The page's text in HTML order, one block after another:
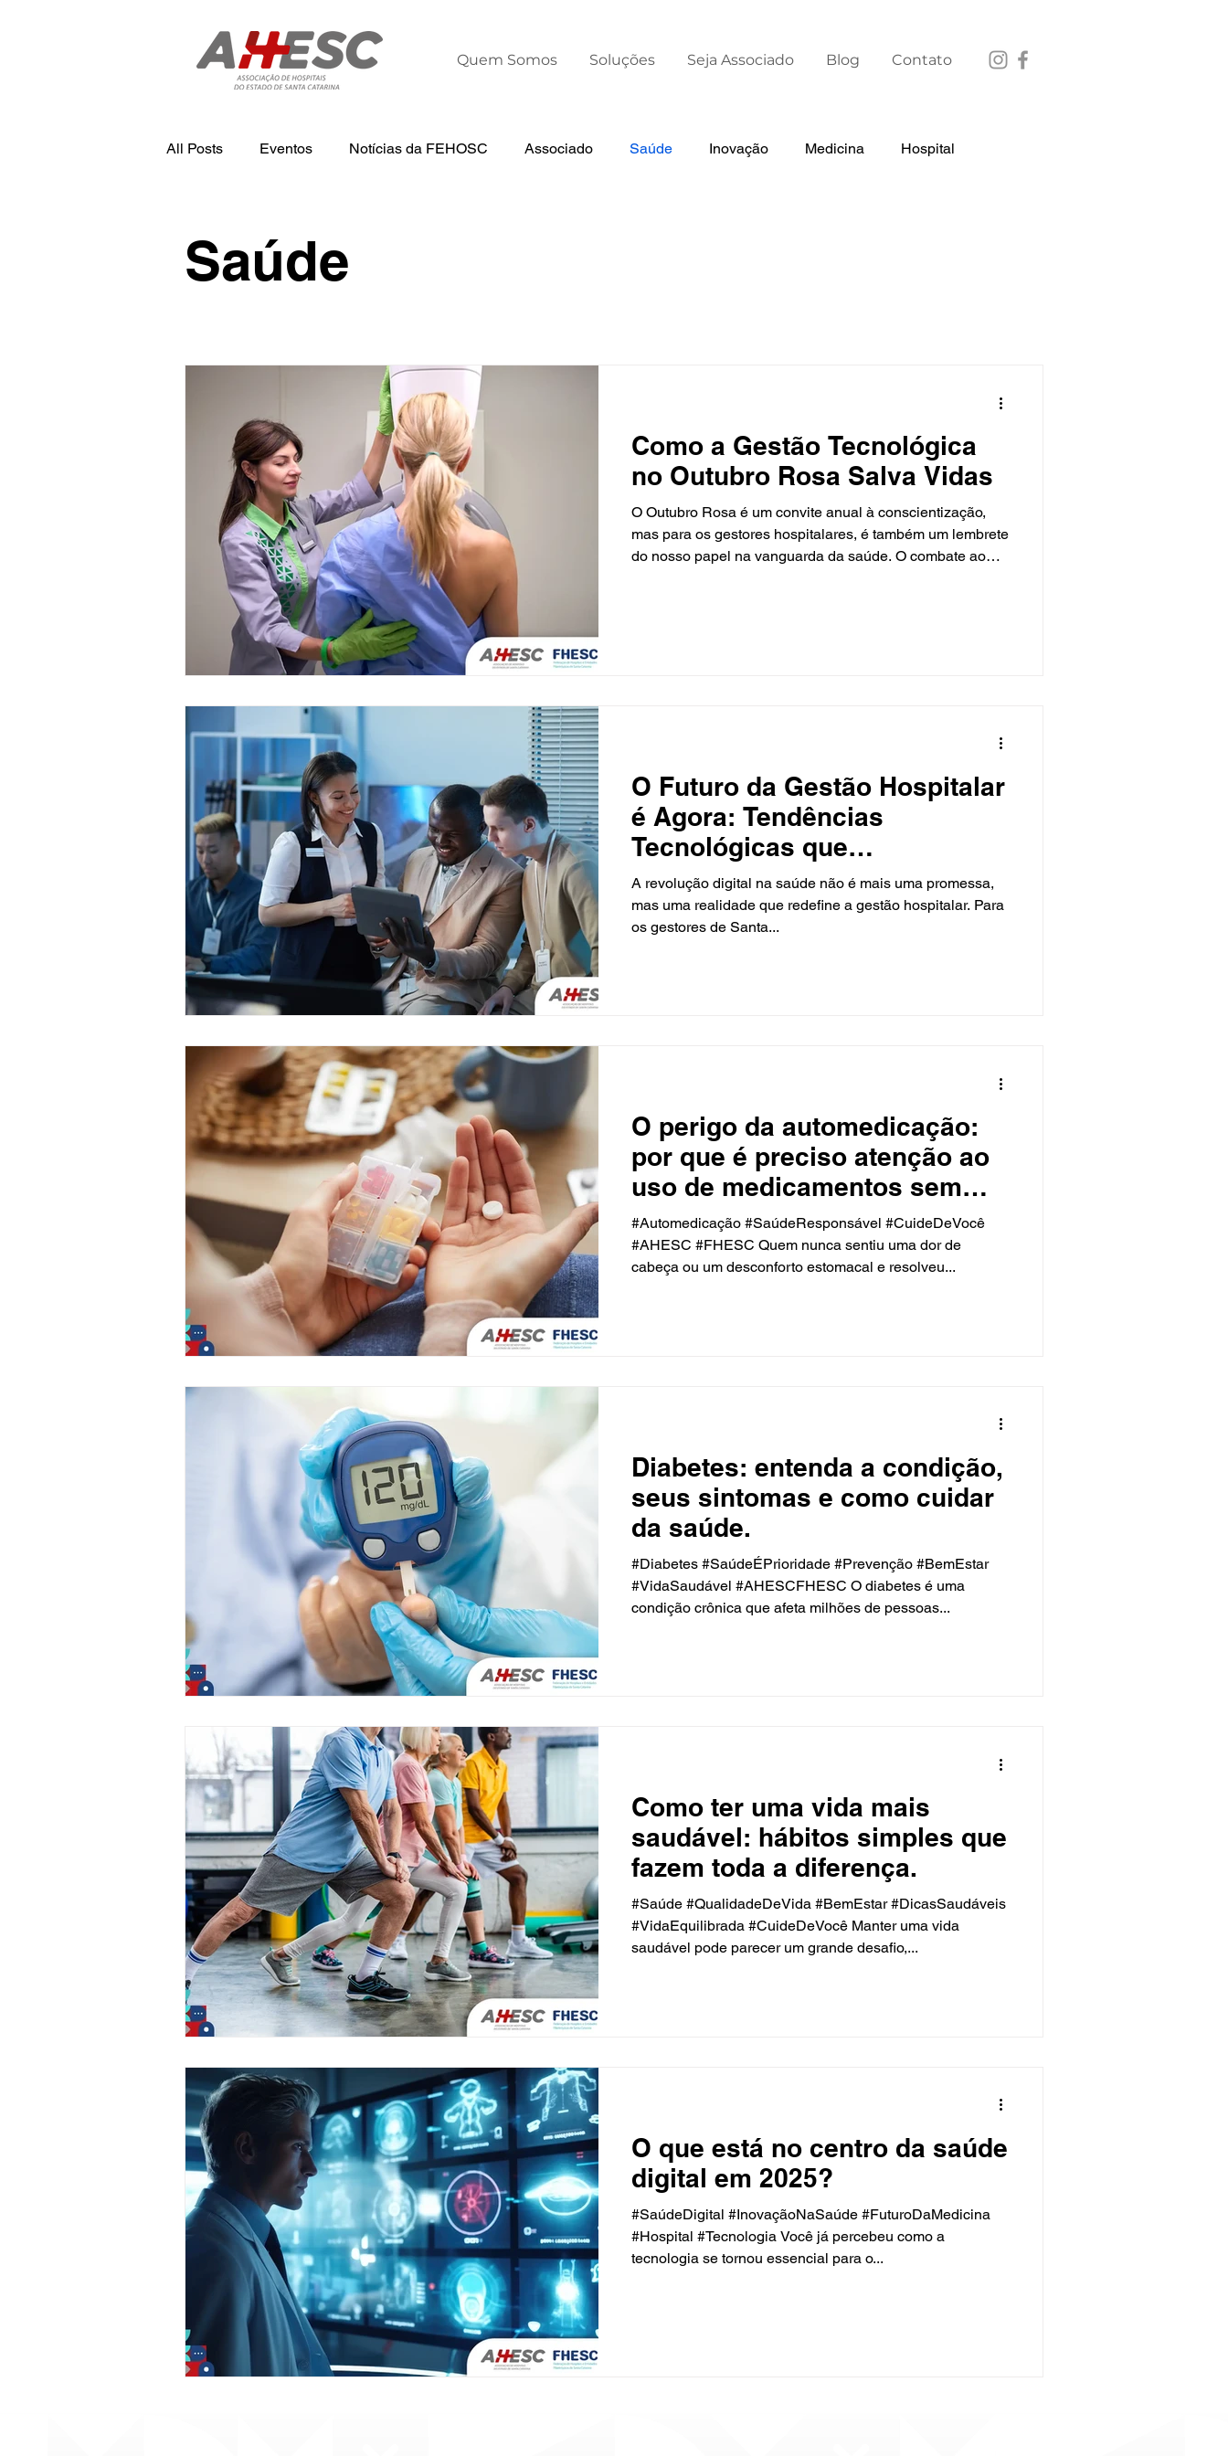
Quem Somos Soluções Seja Associado Blog Contato
All Posts Eventos Notícias da FEHOSC Associado Saúde Inovação Medicina Hospital
Saúde
Como a Gestão Tecnológica
no Outubro Rosa Salva Vidas
O Outubro Rosa é um convite anual à conscientização,
mas para os gestores hospitalares, é também um lembrete
do nosso papel na vanguarda da saúde. O combate ao
O Futuro da Gestão Hospitalar
é Agora: Tendências
Tecnológicas que
Transformam a Saúde em
2025
A revolução digital na saúde não é mais uma promessa,
mas uma realidade que redefine a gestão hospitalar. Para
os gestores de Santa...
O perigo da automedicação:
por que é preciso atenção ao
uso de medicamentos sem
orientação médica?
#Automedicação #SaúdeResponsável #CuideDeVocê
#AHESC #FHESC Quem nunca sentiu uma dor de
cabeça ou um desconforto estomacal e resolveu...
Diabetes: entenda a condição,
seus sintomas e como cuidar
da saúde.
#Diabetes #SaúdeÉPrioridade #Prevenção #BemEstar
#VidaSaudável #AHESCFHESC O diabetes é uma
condição crônica que afeta milhões de pessoas...
Como ter uma vida mais
saudável: hábitos simples que
fazem toda a diferença.
#Saúde #QualidadeDeVida #BemEstar #DicasSaudáveis
#VidaEquilibrada #CuideDeVocê Manter uma vida
saudável pode parecer um grande desafio,...
O que está no centro da saúde
digital em 2025?
#SaúdeDigital #InovaçãoNaSaúde #FuturoDaMedicina
#Hospital #Tecnologia Você já percebeu como a
tecnologia se tornou essencial para o...